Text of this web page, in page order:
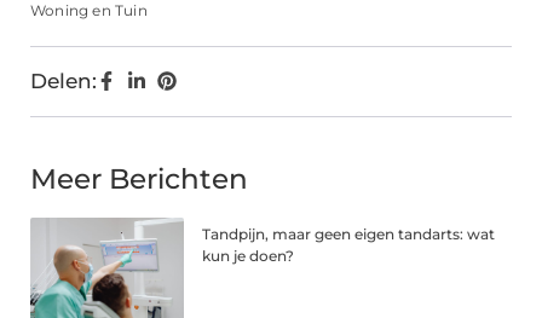
Woning en Tuin
Delen:
Meer Berichten
Tandpijn, maar geen eigen tandarts: wat
kun je doen?